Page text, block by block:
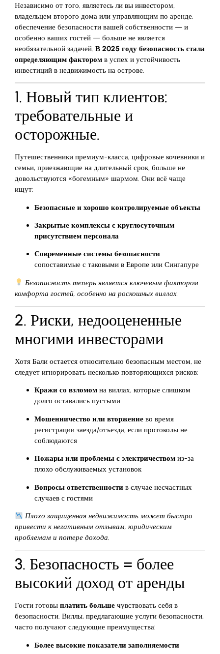
Независимо от того, являетесь ли вы инвестором,
владельцем второго дома или управляющим по аренде,
обеспечение безопасности вашей собственности — и
особенно ваших гостей — больше не является
необязательной задачей. В 2025 году безопасность стала
определяющим фактором в успех и устойчивость
инвестиций в недвижимость на острове.
1. Новый тип клиентов:
требовательные и
осторожные.
Путешественники премиум-класса, цифровые кочевники и
семьи, приезжающие на длительный срок, больше не
довольствуются «богемным» шармом. Они всё чаще
ищут:
Безопасные и хорошо контролируемые объекты
Закрытые комплексы с круглосуточным
присутствием персонала
Современные системы безопасности
сопоставимые с таковыми в Европе или Сингапуре
Безопасность теперь является ключевым фактором
комфорта гостей, особенно на роскошных виллах.
2. Риски, недооцененные
многими инвесторами
Хотя Бали остается относительно безопасным местом, не
следует игнорировать несколько повторяющихся рисков:
Кражи со взломом на виллах, которые слишком
долго оставались пустыми
Мошенничество или вторжение во время
регистрации заезда/отъезда, если протоколы не
соблюдаются
Пожары или проблемы с электричеством из-за
плохо обслуживаемых установок
Вопросы ответственности в случае несчастных
случаев с гостями
Плохо защищенная недвижимость может быстро
привести к негативным отзывам, юридическим
проблемам и потере дохода.
3. Безопасность = более
высокий доход от аренды
Гости готовы платить больше чувствовать себя в
безопасности. Виллы, предлагающие услуги безопасности,
часто получают следующие преимущества:
Более высокие показатели заполняемости